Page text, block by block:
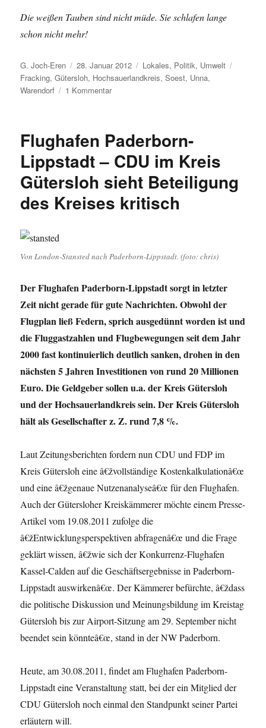
Die weißen Tauben sind nicht müde. Sie schlafen lange
schon nicht mehr!
Autor
G. Joch-Eren
Veröffentlicht
am
28. Januar 2012 Kategorien
Lokales, Politik, Umwelt
Fracking,Gütersloh, Hochsauerlandkreis,Soest, Unna,
Warendorf
1 Kommentarzu
GT,
SO
–
Wasser,
Mensch
Fracking
Quadratkilometern
Flughafen Paderborn-
Lippstadt – CDU im Kreis
Gütersloh sieht Beteiligung
des Kreises kritisch
Von London-Stansted nach Paderborn-Lippstadt. (foto: chris)
Der Flughafen Paderborn-Lippstadt sorgt in letzter
Zeit nicht gerade für gute Nachrichten. Obwohl der
Flugplan ließ Federn, sprich ausgedünnt worden ist und
die Fluggastzahlen und Flugbewegungen seit dem Jahr
2000 fast kontinuierlich deutlich sanken, drohen in den
nächsten 5 Jahren Investitionen von rund 20 Millionen
Euro. Die Geldgeber sollen u.a. der Kreis Gütersloh
und der Hochsauerlandkreis sein. Der Kreis Gütersloh
hält als Gesellschafter z. Z. rund 7,8 %.
Laut Zeitungsberichten fordern nun CDU und FDP im
Kreis Gütersloh eine â€žvollständige Kostenkalkulationâ€œ
und eine â€žgenaue Nutzenanalyseâ€œ für den Flughafen.
Auch der Gütersloher Kreiskämmerer möchte einem Presse-
Artikel vom 19.08.2011 zufolge die
â€žEntwicklungsperspektiven abfragenâ€œ und die Frage
geklärt wissen, â€žwie sich der Konkurrenz-Flughafen
Kassel-Calden auf die Geschäftsergebnisse in Paderborn-
Lippstadt auswirkenâ€œ. Der Kämmerer befürchte, â€ždass
die politische Diskussion und Meinungsbildung im Kreistag
Gütersloh bis zur Airport-Sitzung am 29. September nicht
beendet sein könnteâ€œ, stand in der NW Paderborn.
Heute, am 30.08.2011, findet am Flughafen Paderborn-
Lippstadt eine Veranstaltung statt, bei der ein Mitglied der
CDU Gütersloh noch einmal den Standpunkt seiner Partei
erläutern will.